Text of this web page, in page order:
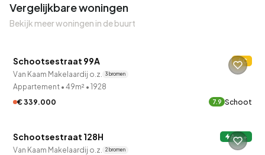
Vergelijkbare woningen
Bekijk meer woningen in de buurt
QUICKLANE™
Schootsestraat 99A C
Van Kaam Makelaardij o.z. 3 bronnen
Appartement • 49m² • 1928
€ 339.000
7.9 Schoot
QUICKLANE™
Schootsestraat 128H A+++
Van Kaam Makelaardij o.z. 2 bronnen